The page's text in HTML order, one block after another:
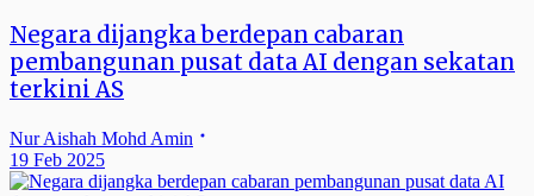
Negara dijangka berdepan cabaran
pembangunan pusat data AI dengan sekatan
terkini AS
Nur Aishah Mohd Amin
19 Feb 2025